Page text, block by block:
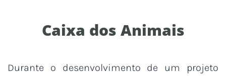
Caixa dos Animais
Durante o desenvolvimento de um projeto